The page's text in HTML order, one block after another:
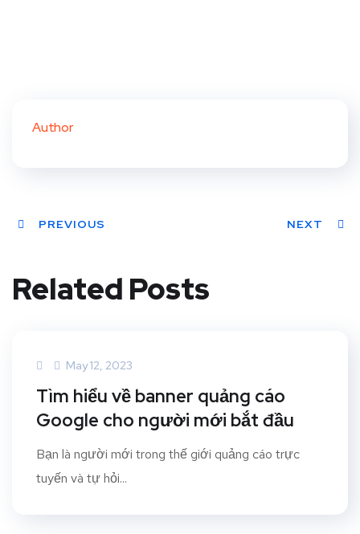
Author
PREVIOUS NEXT
Related Posts
May 12, 2023
Tìm hiểu về banner quảng cáo
Google cho người mới bắt đầu
Bạn là người mới trong thế giới quảng cáo trực
tuyến và tự hỏi...